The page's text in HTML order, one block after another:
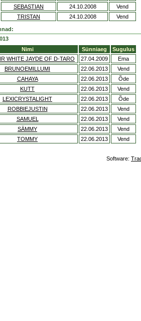
SEBASTIAN 24.10.2008
Vend
TRISTAN 24.10.2008 Vend
Nimi Sünniaeg
Sugulus
WHITE JAYDE OF D-TARO 27.04.2009
Ema
BRUNOEMILLUMI 22.06.2013
Vend
CAHAYA 22.06.2013
Õde
KUTT 22.06.2013
Vend
LEXICRYSTALIGHT 22.06.2013
Õde
ROBBIEJUSTIN 22.06.2013
Vend
SAMUEL 22.06.2013
Vend
SÄMMY 22.06.2013
Vend
TOMMY 22.06.2013 Vend
Software: